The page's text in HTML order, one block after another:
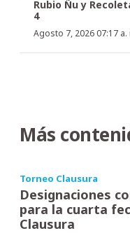
Rubio Ñu y
4
Agosto 7, 2026 07:17 a.
Más
Torneo Clausura
Designaciones
para la cuarta
Clausura